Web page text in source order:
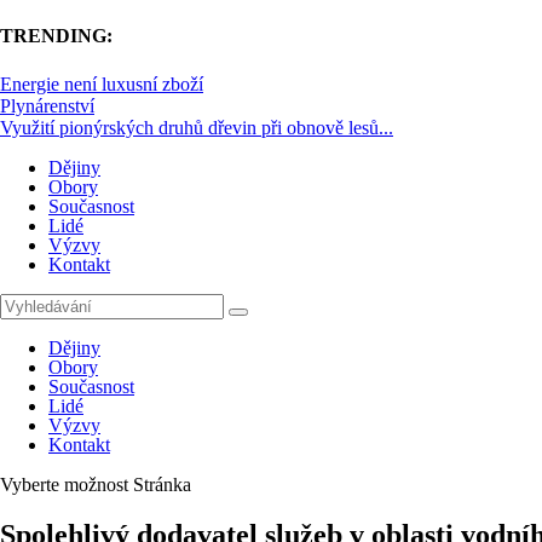
TRENDING:
Energie není luxusní zboží
Plynárenství
Využití pionýrských druhů dřevin při obnově lesů...
Dějiny
Obory
Současnost
Lidé
Výzvy
Kontakt
Dějiny
Obory
Současnost
Lidé
Výzvy
Kontakt
Vyberte možnost Stránka
Spolehlivý dodavatel služeb v oblasti